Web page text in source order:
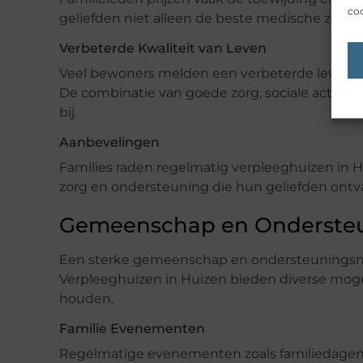
geliefden niet alleen de beste medische zorg
Verbeterde Kwaliteit van Leven
Veel bewoners melden een verbeterde
De combinatie van goede zorg, sociale
bij.
Aanbevelingen
Families raden regelmatig verpleeghuizen in
zorg en ondersteuning die hun geliefden
Gemeenschap en
Een sterke gemeenschap en
Verpleeghuizen in Huizen bieden diverse
houden.
Familie Evenementen
Regelmatige evenementen zoals